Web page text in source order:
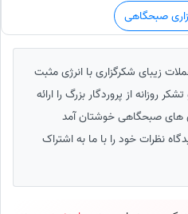
صبحگاهی
زیبای شکرگزاری با انرژی مثبت
روزانه از پروردگار بزرگ را ارائه
های صبحگاهی خوشتان آمد
نظرات خود را با ما به اشتراک